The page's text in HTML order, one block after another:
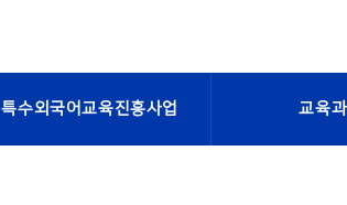
특수외국어교육진흥사업 교육